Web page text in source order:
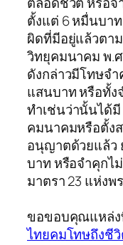
ตั้งแต่ 6 หมื่นบา
ผิดที่มีอยู่แล้วตา
วิทยุคมนาคม พ.
ดังกล่าวมีโทษจำ
แสนบาท หรือทั้ง
ทำเช่นว่านั้นได้มี
คมนาคมหรือตั้ง
อนุญาตด้วยแล้ว
บาท หรือจำคุกไ
มาตรา 23 แห่ง
ขอขอบคุณแหล่ง
ไทยคมโทษถึงชี